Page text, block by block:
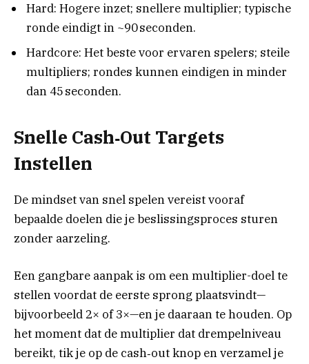
Hard: Hogere inzet; snellere multiplier; typische
ronde eindigt in ~90 seconden.
Hardcore: Het beste voor ervaren spelers; steile
multipliers; rondes kunnen eindigen in minder
dan 45 seconden.
Snelle Cash‑Out Targets
Instellen
De mindset van snel spelen vereist vooraf
bepaalde doelen die je beslissingsproces sturen
zonder aarzeling.
Een gangbare aanpak is om een multiplier-doel te
stellen voordat de eerste sprong plaatsvindt—
bijvoorbeeld 2× of 3×—en je daaraan te houden. Op
het moment dat de multiplier dat drempelniveau
bereikt, tik je op de cash‑out knop en verzamel je